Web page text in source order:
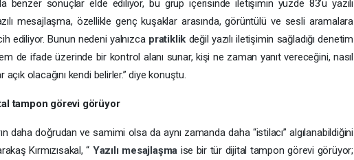
benzer sonuçlar elde ediliyor, bu grup içerisinde iletişimin yüzde 83’ü yazılı
mesajlaşma, özellikle genç kuşaklar arasında, görüntülü ve sesli aramalara
ediliyor. Bunun nedeni yalnızca pratiklik değil yazılı iletişimin sağladığı denetim
de ifade üzerinde bir kontrol alanı sunar, kişi ne zaman yanıt vereceğini, nasıl
olacağını kendi belirler.” diye konuştu.
tampon görevi görüyor
daha doğrudan ve samimi olsa da aynı zamanda daha “istilacı” algılanabildiğini
Kırmızısakal, “ Yazılı mesajlaşma ise bir tür dijital tampon görevi görüyor;